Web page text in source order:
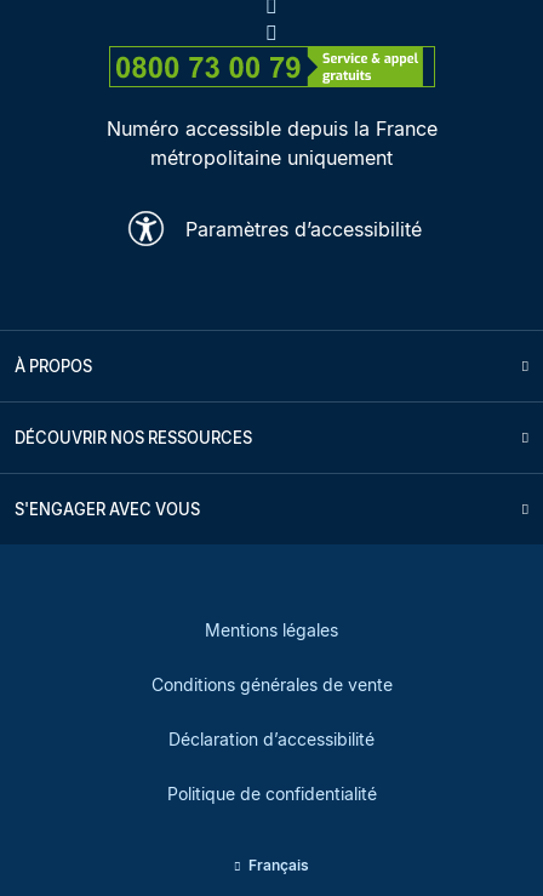
Numéro accessible depuis la France
métropolitaine uniquement
Paramètres d’accessibilité
À PROPOS
DÉCOUVRIR NOS RESSOURCES
S'ENGAGER AVEC VOUS
Mentions légales
Conditions générales de vente
Déclaration d’accessibilité
Politique de confidentialité
Français